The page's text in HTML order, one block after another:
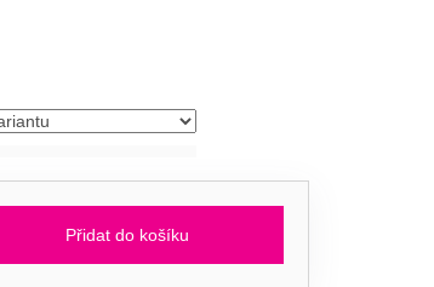
Přidat do košíku